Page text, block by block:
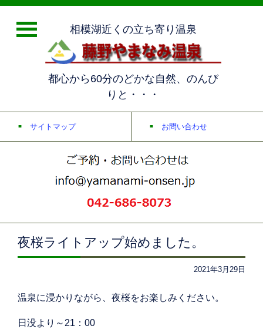
相模湖近くの立ち寄り温泉
都心から60分のどかな自然、のんび
りと・・・
サイトマップ お問い合わせ
夜桜ライトアップ始めました。
2021年3月29日
温泉に浸かりながら、夜桜をお楽しみください。
日没より～21：00